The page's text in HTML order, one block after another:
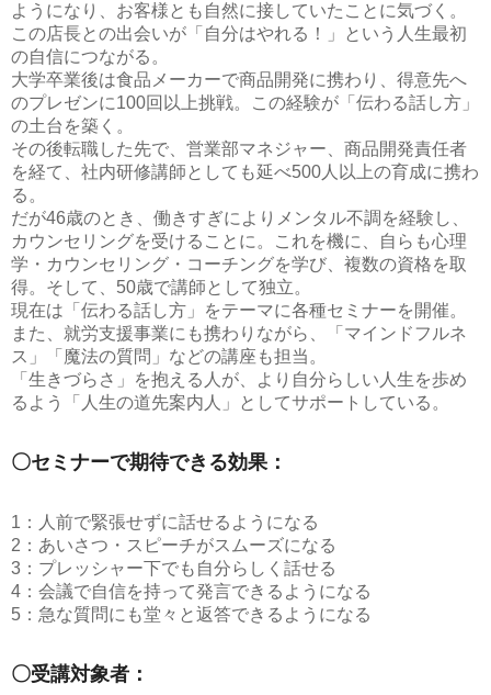
ようになり、お客様とも自然に接していたことに気づく。
この店長との出会いが「自分はやれる！」という人生最初
の自信につながる。
大学卒業後は食品メーカーで商品開発に携わり、得意先へ
のプレゼンに100回以上挑戦。この経験が「伝わる話し方」
の土台を築く。
その後転職した先で、営業部マネジャー、商品開発責任者
を経て、社内研修講師としても延べ500人以上の育成に携わ
る。
だが46歳のとき、働きすぎによりメンタル不調を経験し、
カウンセリングを受けることに。これを機に、自らも心理
学・カウンセリング・コーチングを学び、複数の資格を取
得。そして、50歳で講師として独立。
現在は「伝わる話し方」をテーマに各種セミナーを開催。
また、就労支援事業にも携わりながら、「マインドフルネ
ス」「魔法の質問」などの講座も担当。
「生きづらさ」を抱える人が、より自分らしい人生を歩め
るよう「人生の道先案内人」としてサポートしている。
〇セミナーで期待できる効果：
1：人前で緊張せずに話せるようになる
2：あいさつ・スピーチがスムーズになる
3：プレッシャー下でも自分らしく話せる
4：会議で自信を持って発言できるようになる
5：急な質問にも堂々と返答できるようになる
〇受講対象者：